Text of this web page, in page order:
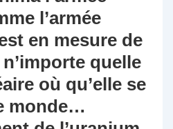
l’armée
en mesure de
quelle
où qu’elle se
monde…